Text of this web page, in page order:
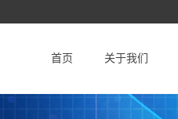
首页 关于我们